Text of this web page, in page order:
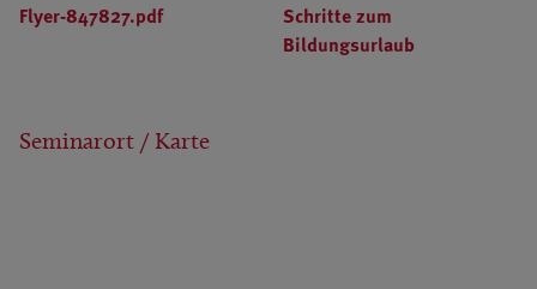
Flyer-847827.pdf
Schritte zum
Bildungsurlaub
Seminarort / Karte